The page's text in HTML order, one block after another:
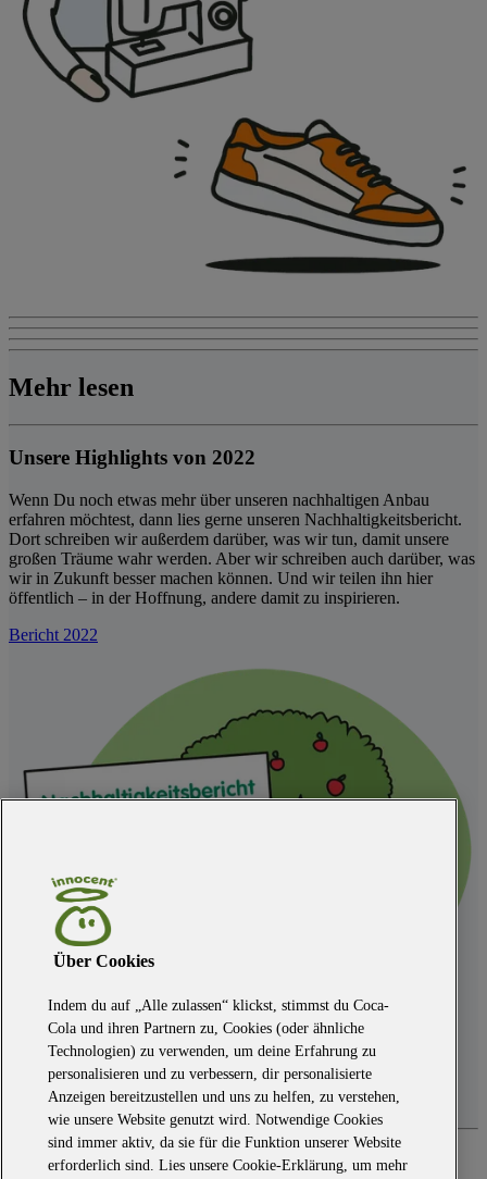
Mehr lesen
Unsere Highlights von 2022
Wenn Du noch etwas mehr über unseren nachhaltigen Anbau
erfahren möchtest, dann lies gerne unseren Nachhaltigkeitsbericht.
Dort schreiben wir außerdem darüber, was wir tun, damit unsere
großen Träume wahr werden. Aber wir schreiben auch darüber, was
wir in Zukunft besser machen können. Und wir teilen ihn hier
öffentlich – in der Hoffnung, andere damit zu inspirieren.
Bericht 2022
Hier geht's zum Seitenanfang
Über Cookies
Indem du auf „Alle zulassen“ klickst, stimmst du Coca-
Cola und ihren Partnern zu, Cookies (oder ähnliche
Technologien) zu verwenden, um deine Erfahrung zu
personalisieren und zu verbessern, dir personalisierte
Anzeigen bereitzustellen und uns zu helfen, zu verstehen,
wie unsere Website genutzt wird. Notwendige Cookies
sind immer aktiv, da sie für die Funktion unserer Website
erforderlich sind. Lies unsere Cookie-Erklärung, um mehr